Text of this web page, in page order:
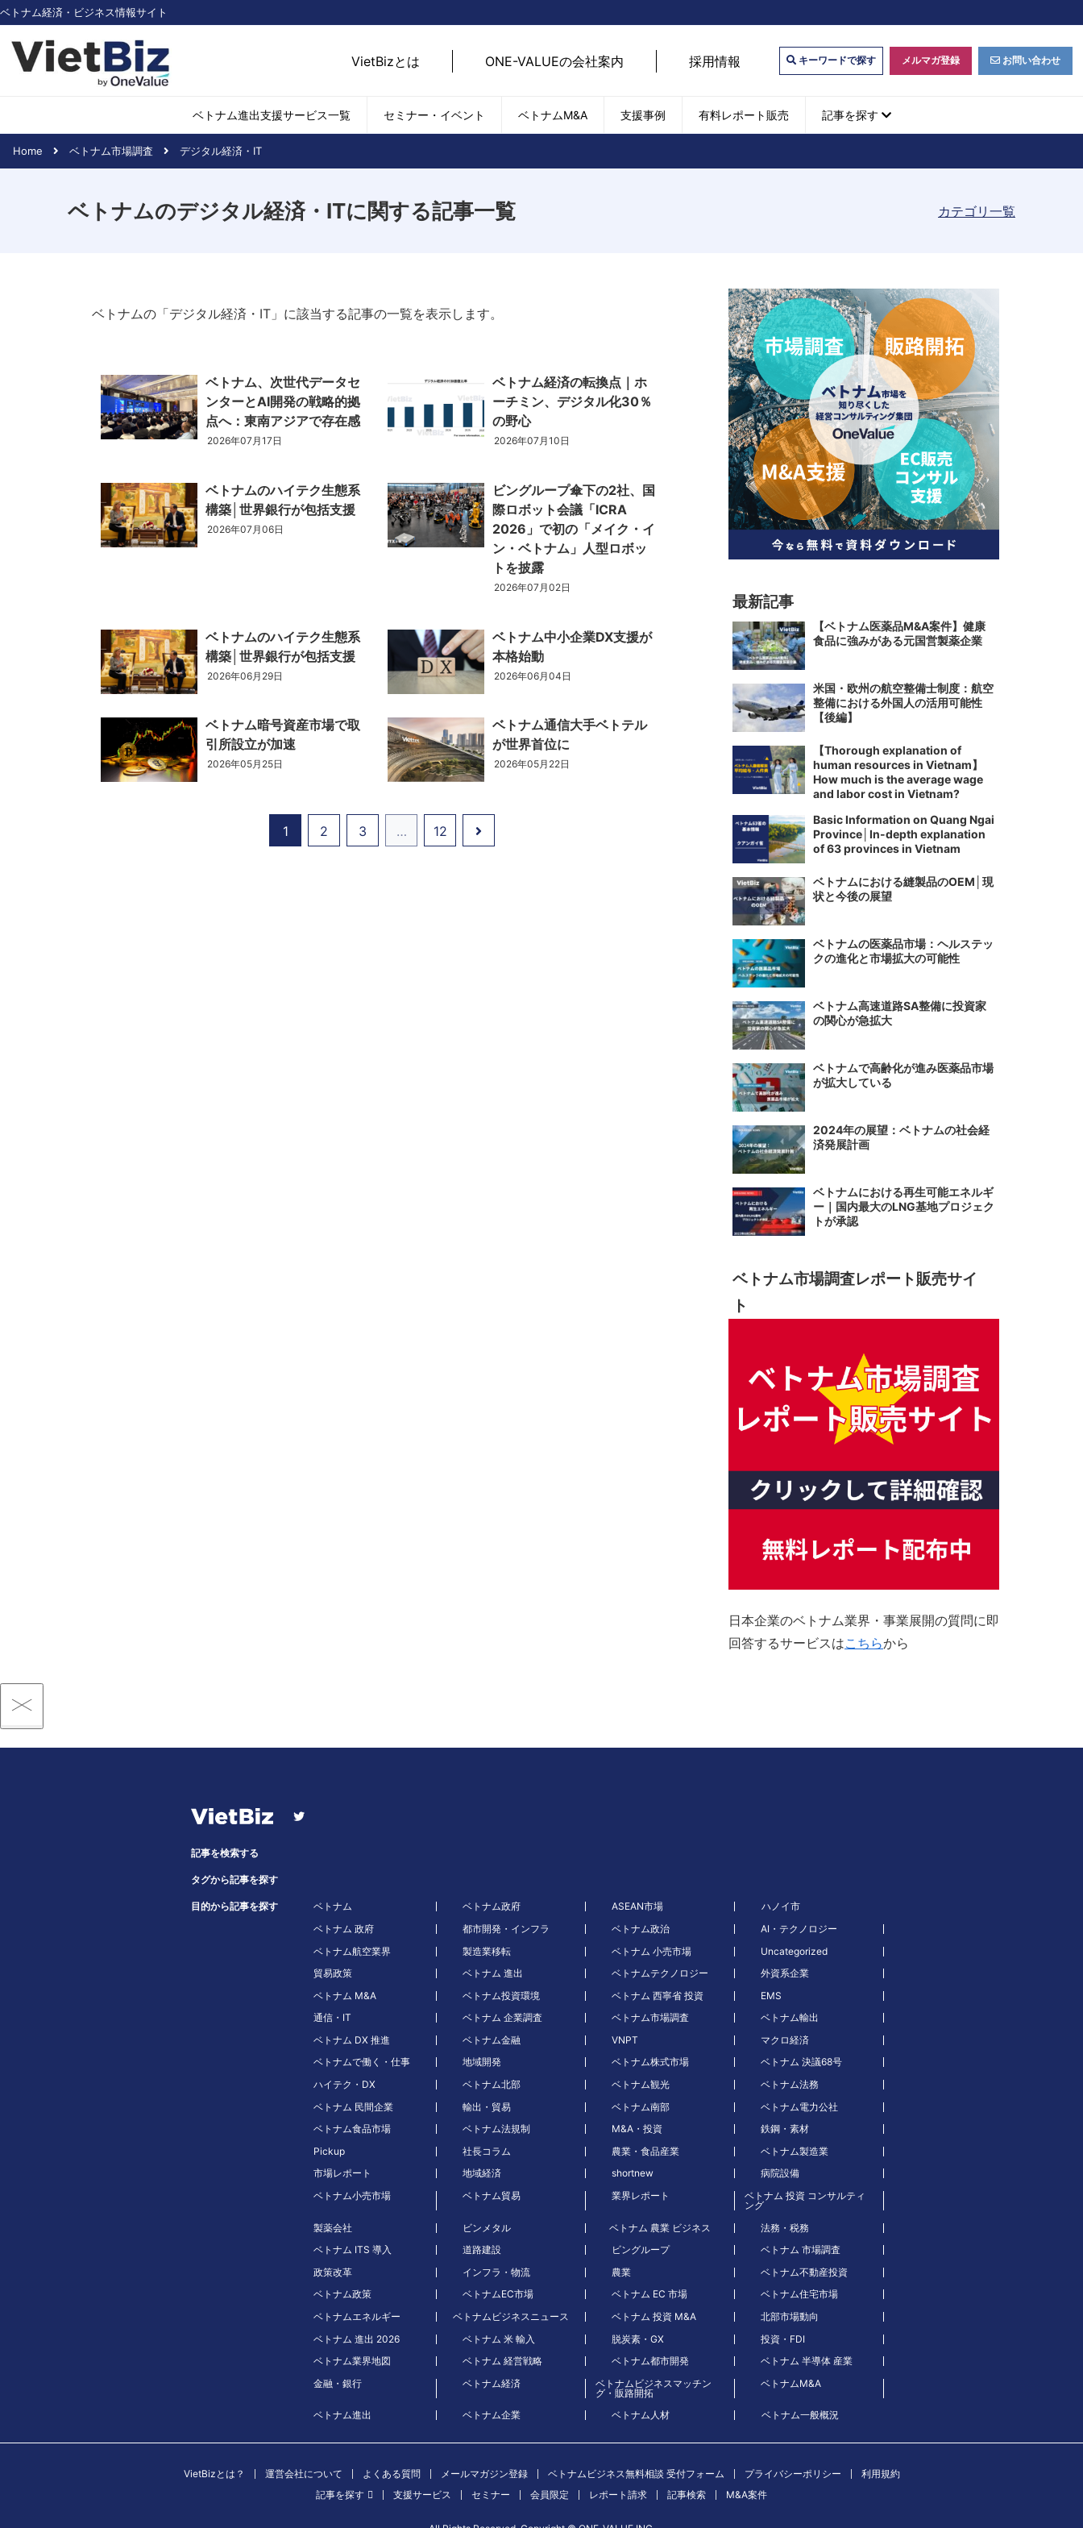
ベトナム経済・ビジネス情報サイト
VietBizとは ONE-VALUEの会社案内 採用情報 キーワードで探す メルマガ登録 お問い合わせ
ベトナム進出支援サービス一覧 セミナー・イベント ベトナムM&A 支援事例 有料レポート販売 記事を探す
医薬品・ヘルスケア
アパレル
貿易・輸出入
ベトナム企業買収・出資
ベトナム進出
会社設立
税制
補助金・助成金
ベトナム企業
ベトナム企業動向
スタートアップ企業
ベトナム人材
特定技能
高度人材・エンジニア
ベトナム一般概況
ベトナムでの生活
文化・社会
政治
ベトナム業界地図
Home ベトナム市場調査 デジタル経済・IT
ベトナムのデジタル経済・ITに関する記事一覧 カテゴリ一覧
ベトナムの「デジタル経済・IT」に該当する記事の一覧を表示します。
ベトナム、次世代データセ
ンターとAI開発の戦略的拠
点へ：東南アジアで存在感
2026年07月17日
ベトナム経済の転換点｜ホ
ーチミン、デジタル化30％
の野心
2026年07月10日
ベトナムのハイテク生態系
構築│世界銀行が包括支援
2026年07月06日
ビングループ傘下の2社、国
際ロボット会議「ICRA
2026」で初の「メイク・イ
ン・ベトナム」人型ロボッ
トを披露
2026年07月02日
ベトナムのハイテク生態系
構築│世界銀行が包括支援
2026年06月29日
ベトナム中小企業DX支援が
本格始動
2026年06月04日
ベトナム暗号資産市場で取
引所設立が加速
2026年05月25日
ベトナム通信大手ベトテル
が世界首位に
2026年05月22日
1 2 3 … 12
最新記事
【ベトナム医薬品M&A案件】健康
食品に強みがある元国営製薬企業
米国・欧州の航空整備士制度：航空
整備における外国人の活用可能性
【後編】
【Thorough explanation of
human resources in Vietnam】
How much is the average wage
and labor cost in Vietnam?
Basic Information on Quang Ngai
Province│In-depth explanation
of 63 provinces in Vietnam
ベトナムにおける縫製品のOEM│現
状と今後の展望
ベトナムの医薬品市場：ヘルステッ
クの進化と市場拡大の可能性
ベトナム高速道路SA整備に投資家
の関心が急拡大
ベトナムで高齢化が進み医薬品市場
が拡大している
2024年の展望：ベトナムの社会経
済発展計画
ベトナムにおける再生可能エネルギ
ー｜国内最大のLNG基地プロジェク
トが承認
ベトナム市場調査レポート販売サイ
ト
日本企業のベトナム業界・事業展開の質問に即
回答するサービスはこちらから
記事を検索する
タグから記事を探す
目的から記事を探す ベトナム ベトナム政府 ASEAN市場
ハノイ市
ベトナム 政府
都市開発・インフラ ベトナム政治
AI・テクノロジー
ベトナム航空業界
製造業移転 ベトナム 小売市場
Uncategorized
貿易政策
ベトナム 進出 ベトナムテクノロジー
外資系企業
ベトナム M&A
ベトナム投資環境 ベトナム 西寧省 投資
EMS
通信・IT
ベトナム 企業調査 ベトナム市場調査
ベトナム輸出
ベトナム DX 推進
ベトナム金融 VNPT
マクロ経済
ベトナムで働く・仕事
地域開発 ベトナム株式市場
ベトナム 決議68号
ハイテク・DX
ベトナム北部 ベトナム観光
ベトナム法務
ベトナム 民間企業
輸出・貿易 ベトナム南部
ベトナム電力公社
ベトナム食品市場
ベトナム法規制 M&A・投資
鉄鋼・素材
Pickup
社長コラム 農業・食品産業
ベトナム製造業
市場レポート
地域経済 shortnew
病院設備
ベトナム小売市場
ベトナム貿易 業界レポート
ベトナム 投資 コンサルティ
ング
製薬会社
ビンメタル ベトナム 農業 ビジネス
法務・税務
ベトナム ITS 導入
道路建設 ビングループ
ベトナム 市場調査
政策改革
インフラ・物流 農業
ベトナム不動産投資
ベトナム政策
ベトナムEC市場 ベトナム EC 市場
ベトナム住宅市場
ベトナムエネルギー
ベトナムビジネスニュース ベトナム 投資 M&A
北部市場動向
ベトナム 進出 2026
ベトナム 米 輸入 脱炭素・GX
投資・FDI
ベトナム業界地図
ベトナム 経営戦略 ベトナム都市開発
ベトナム 半導体 産業
金融・銀行
ベトナム経済
ベトナムビジネスマッチン
グ・販路開拓
ベトナムM&A
ベトナム進出 ベトナム企業 ベトナム人材 ベトナム一般概況
VietBizとは？ 運営会社について よくある質問 メールマガジン登録 ベトナムビジネス無料相談 受付フォーム プライバシーポリシー
利用規約
記事を探す
支援サービス セミナー 会員限定 レポート請求 記事検索 M&A案件